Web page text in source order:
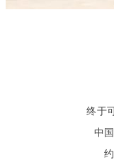
终于
中